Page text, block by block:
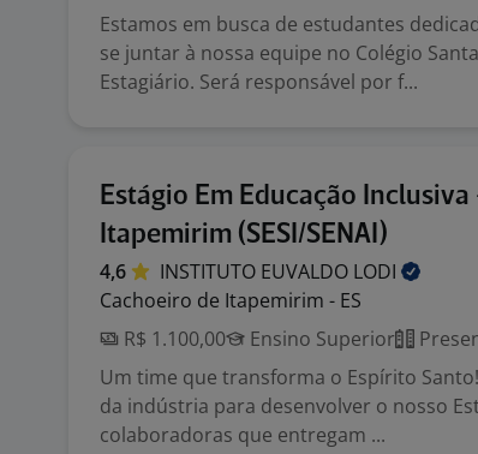
Estamos em busca de estudantes
se juntar à nossa equipe no Colégio
Estagiário. Será responsável por f...
Estágio Em Educação
Itapemirim (SESI/SENAI)
4,6 INSTITUTO EUVALDO LODI
Cachoeiro de Itapemirim - ES
R$ 1.100,00
Ensino Superior
Um time que transforma o Espírito
da indústria para desenvolver o nosso
colaboradoras que entregam ...